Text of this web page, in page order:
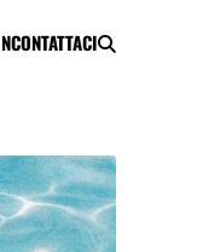
CONTATTACI